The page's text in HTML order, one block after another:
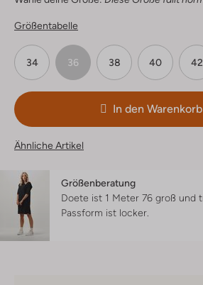
Größentabelle
34 36 38 40 42
In den Warenkorb
Ähnliche Artikel
Größenberatung
Doete ist 1 Meter 76 groß und
Passform ist locker